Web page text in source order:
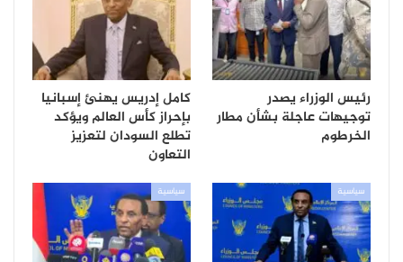
رئيس الوزراء يصدر
توجيهات عاجلة بشأن مطار
الخرطوم
كامل إدريس يهنئ إسبانيا
بإحراز كأس العالم ويؤكد
تطلع السودان لتعزيز
التعاون
سياسية سياسية